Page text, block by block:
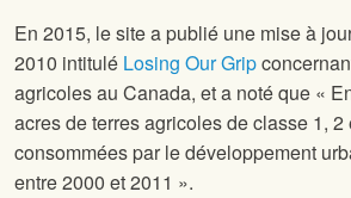
En 2015, le sitea publié une mise à
2010 intitulé Losing Our Grip
agricoles au Canada, et a noté que «
acres de terres agricoles de classe 1, 2
consommées par le développement
entre 2000 et 2011 ».